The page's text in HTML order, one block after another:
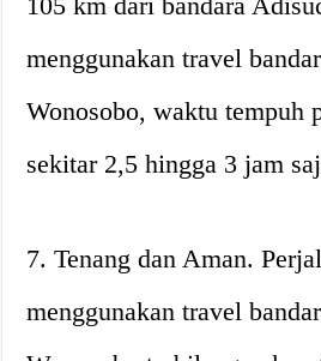
menggunakan travel
Wonosobo, waktu tempuh
sekitar 2,5 hingga 3 jam
7. Tenang dan Aman.
menggunakan travel